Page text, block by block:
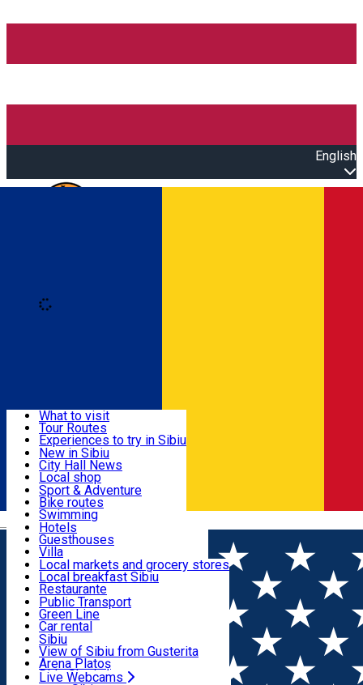
English
Română
Useful info
Activities & Adventure
Accommodation
Food, Drinks & Nightlife
Transport & Parking
Live Webcams
What to visit
Tour Routes
Experiences to try in Sibiu
Podcast
Culture
Museums
Churches
Parks, Zoo
County of Sibiu
New in Sibiu
City Hall News
Local shop
Sibiu artisans
Sibiul Verde
Public services
Education
How do I get to Sibiu
Tourist Info
Tour Guides
Guided tours
Publicații locale
Beauty salons
Sport & Adventure
Bike routes
Swimming
Riding
Indoor activities
Loc de joacă indoor
Loc de joacă outdoor
Ski
Ice skating
Yoga
Hotels
Guesthouses
Villa
Hostels
Motel
Camping
Renting rooms
Rooms for rent
Accommodation outside Sibiu
Local markets and grocery stores
Local breakfast Sibiu
Restaurante
Pizza
Fast Food
Coffee
Sweets
Pub, Bar
Night clubs
Bakeries
Public Transport
Green Line
Car rental
Rent a bike
Scooter rentals
Taxi
Ride Sharing
Sibiu
View of Sibiu from Gusterita
Arena Platoș
Live Webcams